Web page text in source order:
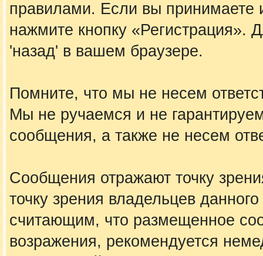
правилами. Если вы принимаете
нажмите кнопку «Регистрация».
'назад' в вашем браузере.
Помните, что мы не несем
Мы не ручаемся и не
сообщения, а также не несем
Сообщения отражают точку
точку зрения владельцев
считающим, что размещенное
возражения, рекомендуется